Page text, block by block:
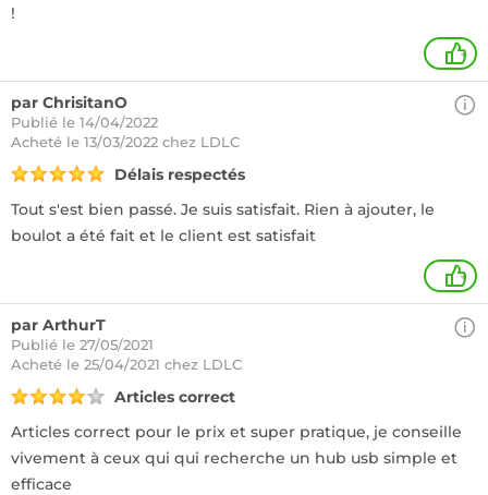
!
+
par ChrisitanO
Publié le 14/04/2022
Acheté le 13/03/2022 chez LDLC
Délais respectés
Tout s'est bien passé. Je suis satisfait. Rien à ajouter, le
boulot a été fait et le client est satisfait
+
par ArthurT
Publié le 27/05/2021
Acheté le 25/04/2021 chez LDLC
Articles correct
Articles correct pour le prix et super pratique, je conseille
vivement à ceux qui qui recherche un hub usb simple et
efficace